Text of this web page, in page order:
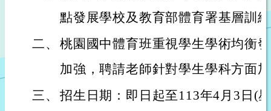
點發展學校及教育部體育署基層訓
二、 桃園國中體育班重視學生學術均衡
加強，聘請老師針對學生學科方面
三、 招生日期：即日起至113年4月3日(